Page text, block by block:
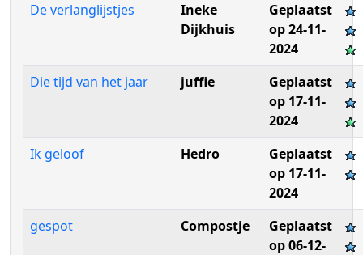
De verlanglijstjes
Ineke
Dijkhuis
Geplaatst
op 24-11-
2024
Die tijd van het jaar
juffie
Geplaatst
op 17-11-
2024
Ik geloof
Hedro
Geplaatst
op 17-11-
2024
gespot
Compostje
Geplaatst
op 06-12-